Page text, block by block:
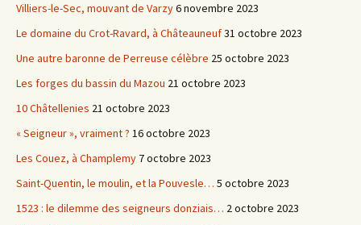
Villiers-le-Sec, mouvant de Varzy6 novembre 2023
Le domaine du Crot-Ravard, à Châteauneuf31 octobre 2023
Une autre baronne de Perreuse célèbre 25 octobre 2023
Les forges du bassin du Mazou 21 octobre 2023
10 Châtellenies 21 octobre 2023
« Seigneur », vraiment ? 16 octobre 2023
Les Couez, à Champlemy 7 octobre 2023
Saint-Quentin, le moulin, et la Pouvesle… 5 octobre 2023
1523 : le dilemme des seigneurs donziais… 2 octobre 2023